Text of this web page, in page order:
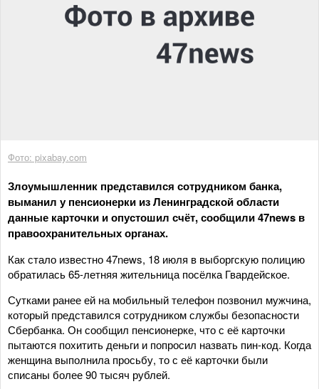
Фото: pixabay.com
Злоумышленник представился сотрудником банка,
выманил у пенсионерки из Ленинградской области
данные карточки и опустошил счёт, сообщили 47news в
правоохранительных органах.
Как стало известно 47news, 18 июля в выборгскую полицию
обратилась 65-летняя жительница посёлка Гвардейское.
Сутками ранее ей на мобильный телефон позвонил мужчина,
который представился сотрудником службы безопасности
Сбербанка. Он сообщил пенсионерке, что с её карточки
пытаются похитить деньги и попросил назвать пин-код. Когда
женщина выполнила просьбу, то с её карточки были
списаны более 90 тысяч рублей.